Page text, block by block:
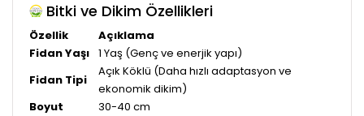
Bitki ve Dikim Özellikleri
Özellik
Açıklama
Fidan Yaşı 1 Yaş (Genç ve enerjik yapı)
Fidan Tipi
Açık Köklü (Daha hızlı adaptasyon ve
ekonomik dikim)
Boyut
30-40 cm